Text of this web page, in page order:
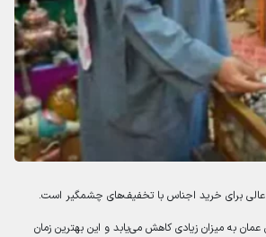
برای خرید اجناس با تخفیف‌های چشمگیر است.
به میزان زیادی کاهش می‌یابد و این بهترین زمان